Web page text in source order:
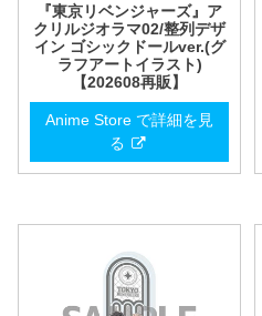
『東京リベンジャーズ』ア
クリルジオラマ02/整列デザ
イン ゴシックドールver.(グ
ラフアートイラスト)
【202608再販】
Anime Store で詳細を見
る